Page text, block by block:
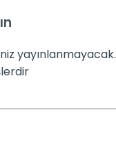
yayınlanmayacak.